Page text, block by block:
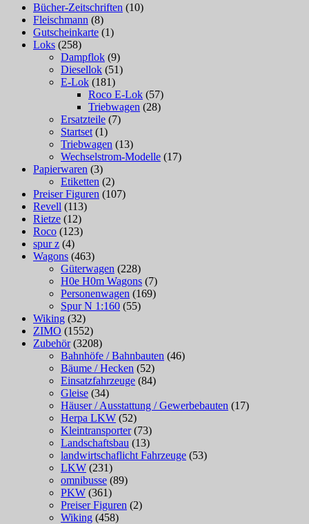
Bücher-Zeitschriften (10)
Fleischmann (8)
Gutscheinkarte (1)
Loks (258)
Dampflok (9)
Diesellok (51)
E-Lok (181)
Roco E-Lok (57)
Triebwagen (28)
Ersatzteile (7)
Startset (1)
Triebwagen (13)
Wechselstrom-Modelle (17)
Papierwaren (3)
Etiketten (2)
Preiser Figuren (107)
Revell (113)
Rietze (12)
Roco (123)
spur z (4)
Wagons (463)
Güterwagen (228)
H0e H0m Wagons (7)
Personenwagen (169)
Spur N 1:160 (55)
Wiking (32)
ZIMO (1552)
Zubehör (3208)
Bahnhöfe / Bahnbauten (46)
Bäume / Hecken (52)
Einsatzfahrzeuge (84)
Gleise (34)
Häuser / Ausstattung / Gewerbebauten (17)
Herpa LKW (52)
Kleintransporter (73)
Landschaftsbau (13)
landwirtschaflicht Fahrzeuge (53)
LKW (231)
omnibusse (89)
PKW (361)
Preiser Figuren (2)
Wiking (458)